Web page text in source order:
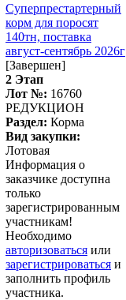
Суперпрестартерный
корм для поросят
140тн, поставка
август-сентябрь 2026г
[Завершен]
2 Этап
Лот №: 16760
РЕДУКЦИОН
Раздел: Корма
Вид закупки:
Лотовая
Информация о
заказчике доступна
только
зарегистрированным
участникам!
Необходимо
авторизоваться или
зарегистрироваться и
заполнить профиль
участника.